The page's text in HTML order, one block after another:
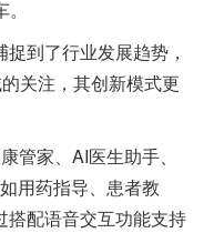
到了行业发展趋势，
关注，其创新模式更
家、AI医生助手、
用药指导、患者教
搭配语音交互功能支持